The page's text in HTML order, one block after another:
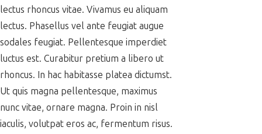
lectus rhoncus vitae. Vivamus eu aliquam
lectus. Phasellus vel ante feugiat augue
sodales feugiat. Pellentesque imperdiet
luctus est. Curabitur pretium a libero ut
rhoncus. In hac habitasse platea dictumst.
Ut quis magna pellentesque, maximus
nunc vitae, ornare magna. Proin in nisl
iaculis, volutpat eros ac, fermentum risus.